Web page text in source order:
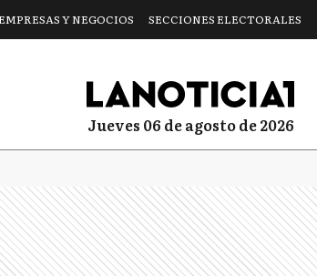
Y NEGOCIOS SECCIONES ELECTORALES
jueves 06 de agosto de 2026